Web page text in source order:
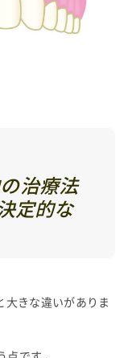
治療法
定的な
大きな違いがありま